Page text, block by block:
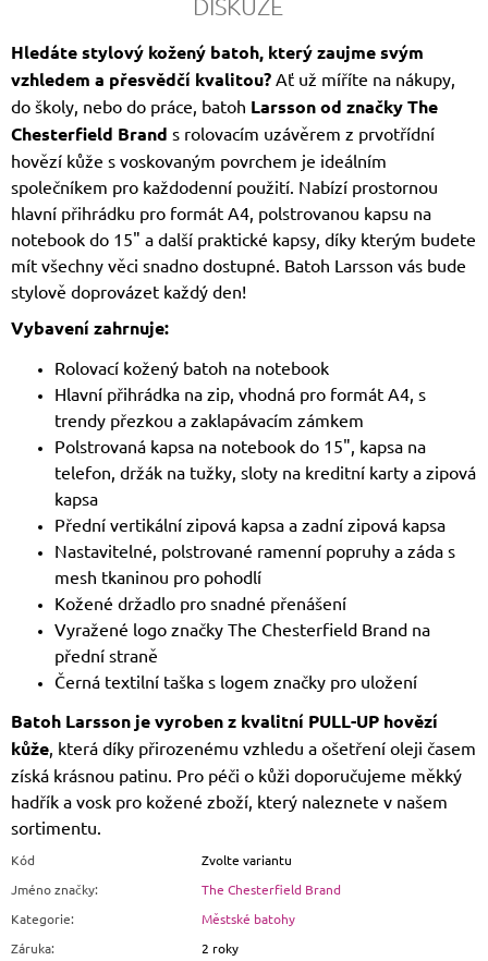
Hledáte stylový kožený batoh, který zaujme svým
vzhledem a přesvědčí kvalitou? Ať už míříte na nákupy,
do školy, nebo do práce, batoh Larsson od značky The
Chesterfield Brand s rolovacím uzávěrem z prvotřídní
hovězí kůže s voskovaným povrchem je ideálním
společníkem pro každodenní použití. Nabízí prostornou
hlavní přihrádku pro formát A4, polstrovanou kapsu na
notebook do 15" a další praktické kapsy, díky kterým budete
mít všechny věci snadno dostupné. Batoh Larsson vás bude
stylově doprovázet každý den!
Vybavení zahrnuje:
Rolovací kožený batoh na notebook
Hlavní přihrádka na zip, vhodná pro formát A4, s
trendy přezkou a zaklapávacím zámkem
Polstrovaná kapsa na notebook do 15", kapsa na
telefon, držák na tužky, sloty na kreditní karty a zipová
kapsa
Přední vertikální zipová kapsa a zadní zipová kapsa
Nastavitelné, polstrované ramenní popruhy a záda s
mesh tkaninou pro pohodlí
Kožené držadlo pro snadné přenášení
Vyražené logo značky The Chesterfield Brand na
přední straně
Černá textilní taška s logem značky pro uložení
Batoh Larsson je vyroben z kvalitní PULL-UP hovězí
kůže, která díky přirozenému vzhledu a ošetření oleji časem
získá krásnou patinu. Pro péči o kůži doporučujeme měkký
hadřík a vosk pro kožené zboží, který naleznete v našem
sortimentu.
Kód
Zvolte variantu
Jméno značky:
The Chesterfield Brand
Kategorie:
Městské batohy
Záruka:
2 roky